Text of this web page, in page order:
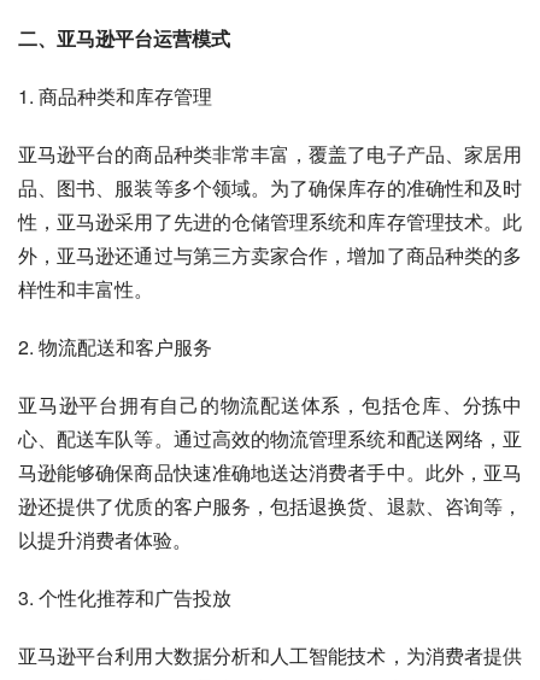
二、亚马逊平台运营模式
1. 商品种类和库存管理
亚马逊平台的商品种类非常丰富，覆盖了电子产品、家居用
品、图书、服装等多个领域。为了确保库存的准确性和及时
性，亚马逊采用了先进的仓储管理系统和库存管理技术。此
外，亚马逊还通过与第三方卖家合作，增加了商品种类的多
样性和丰富性。
2. 物流配送和客户服务
亚马逊平台拥有自己的物流配送体系，包括仓库、分拣中
心、配送车队等。通过高效的物流管理系统和配送网络，亚
马逊能够确保商品快速准确地送达消费者手中。此外，亚马
逊还提供了优质的客户服务，包括退换货、退款、咨询等，
以提升消费者体验。
3. 个性化推荐和广告投放
亚马逊平台利用大数据分析和人工智能技术，为消费者提供